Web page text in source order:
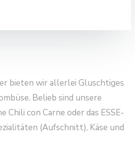
bieten wir allerlei Gluschtiges
Belieb sind unsere
Chili con Carne oder das ESSE-
(Aufschnitt), Käse und